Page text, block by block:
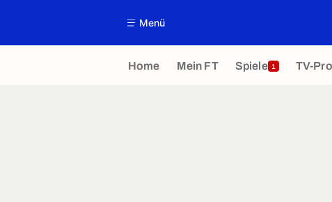
Menü
Home Mein FT Spiele 1 TV-